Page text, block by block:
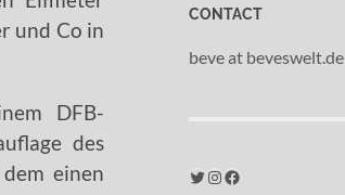
und Co in
DFB-
des
einen
CONTACT
beve at beveswelt.de
Twitter Instagram Facebook